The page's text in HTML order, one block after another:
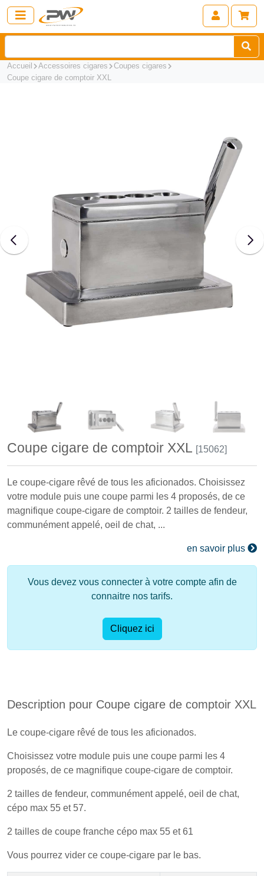
Accueil Accessoires cigares
Coupes cigares
Coupe cigare de comptoir XXL
Coupe cigare de comptoir XXL [15062]
Le coupe-cigare rêvé de tous les aficionados. Choisissez
votre module puis une coupe parmi les 4 proposés, de ce
magnifique coupe-cigare de comptoir. 2 tailles de fendeur,
communément appelé, oeil de chat, ...
en savoir plus
Vous devez vous connecter à votre compte afin de
connaitre nos tarifs.
Cliquez ici
Description pour Coupe cigare de comptoir XXL
Le coupe-cigare rêvé de tous les aficionados.
Choisissez votre module puis une coupe parmi les 4
proposés, de ce magnifique coupe-cigare de comptoir.
2 tailles de fendeur, communément appelé, oeil de chat,
cépo max 55 et 57.
2 tailles de coupe franche cépo max 55 et 61
Vous pourrez vider ce coupe-cigare par le bas.